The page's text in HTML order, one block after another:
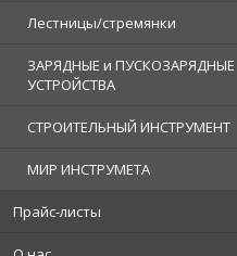
Лестницы/стремянки
ЗАРЯДНЫЕ и ПУСКОЗАРЯДНЫЕ
УСТРОЙСТВА
СТРОИТЕЛЬНЫЙ ИНСТРУМЕНТ
МИР ИНСТРУМЕТА
Прайс-листы